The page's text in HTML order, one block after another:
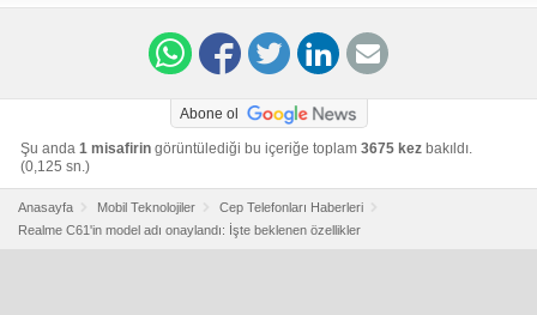
news/realme-c61-moniker-confirmed-nbtc-bis-fcc-
Abone ol
Şu anda 1 misafirin görüntülediği bu içeriğe toplam 3675 kez bakıldı.
(0,125 sn.)
Anasayfa Mobil Teknolojiler
Cep Telefonları Haberleri
Realme C61'in model adı onaylandı: İşte beklenen özellikler